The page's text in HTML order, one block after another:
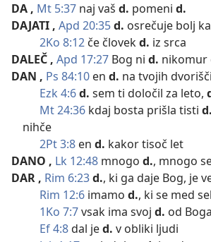
DA , Mt 5:37 naj vaš d. pomeni d.
DAJATI , Apd 20:35d. osrečuje bolj
2Ko 8:12 če človekd. iz srca
DALEČ , Apd 17:27 Bog ni d. nikomur
DAN , Ps 84:10 en d. na tvojih
Ezk 4:6d. sem ti določil za leto,
Mt 24:36 kdaj bosta prišla tisti d.
nihče
2Pt 3:8 en d. kakor tisoč let
DANO , Lk 12:48 mnogo d., mnogo
DAR , Rim 6:23d., ki ga daje Bog, je
Rim 12:6 imamo d., ki se med
1Ko 7:7vsak ima svoj d. od Boga
Ef 4:8dal jed. v obliki ljudi